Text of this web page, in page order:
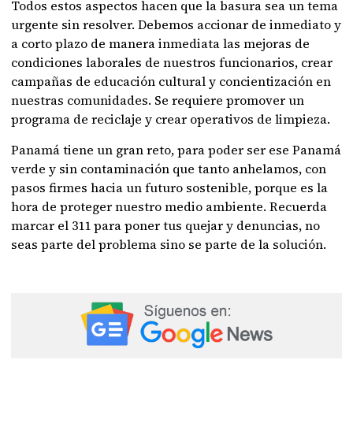
Todos estos aspectos hacen que la basura sea un tema
urgente sin resolver. Debemos accionar de inmediato y
a corto plazo de manera inmediata las mejoras de
condiciones laborales de nuestros funcionarios, crear
campañas de educación cultural y concientización en
nuestras comunidades. Se requiere promover un
programa de reciclaje y crear operativos de limpieza.
Panamá tiene un gran reto, para poder ser ese Panamá
verde y sin contaminación que tanto anhelamos, con
pasos firmes hacia un futuro sostenible, porque es la
hora de proteger nuestro medio ambiente. Recuerda
marcar el 311 para poner tus quejar y denuncias, no
seas parte del problema sino se parte de la solución.